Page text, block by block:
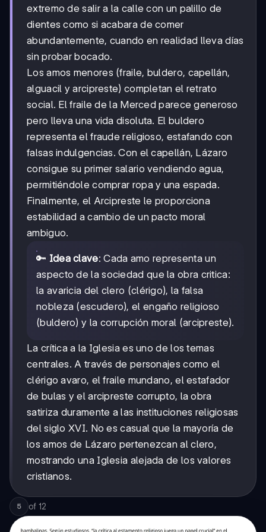
extremo de salir a la calle con un palillo de
dientes como si acabara de comer
abundantemente, cuando en realidad lleva días
sin probar bocado.
Los amos menores (fraile, buldero, capellán,
alguacil y arcipreste) completan el retrato
social. El fraile de la Merced parece generoso
pero lleva una vida disoluta. El buldero
representa el fraude religioso, estafando con
falsas indulgencias. Con el capellán, Lázaro
consigue su primer salario vendiendo agua,
permitiéndole comprar ropa y una espada.
Finalmente, el Arcipreste le proporciona
estabilidad a cambio de un pacto moral
ambiguo.
🔑 Idea clave: Cada amo representa un
aspecto de la sociedad que la obra critica:
la avaricia del clero (clérigo), la falsa
nobleza (escudero), el engaño religioso
(buldero) y la corrupción moral (arcipreste).
La crítica a la Iglesia es uno de los temas
centrales. A través de personajes como el
clérigo avaro, el fraile mundano, el estafador
de bulas y el arcipreste corrupto, la obra
satiriza duramente a las instituciones religiosas
del siglo XVI. No es casual que la mayoría de
los amos de Lázaro pertenezcan al clero,
mostrando una Iglesia alejada de los valores
cristianos.
5 of 12